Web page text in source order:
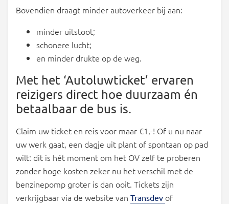
Bovendien draagt minder autoverkeer bij aan:
minder uitstoot;
schonere lucht;
en minder drukte op de weg.
Met het ‘Autoluwticket’ ervaren
reizigers direct hoe duurzaam én
betaalbaar de bus is.
Claim uw ticket en reis voor maar €1,-! Of u nu naar
uw werk gaat, een dagje uit plant of spontaan op pad
wilt: dit is hét moment om het OV zelf te proberen
zonder hoge kosten zeker nu het verschil met de
benzinepomp groter is dan ooit. Tickets zijn
verkrijgbaar via de website van Transdev of